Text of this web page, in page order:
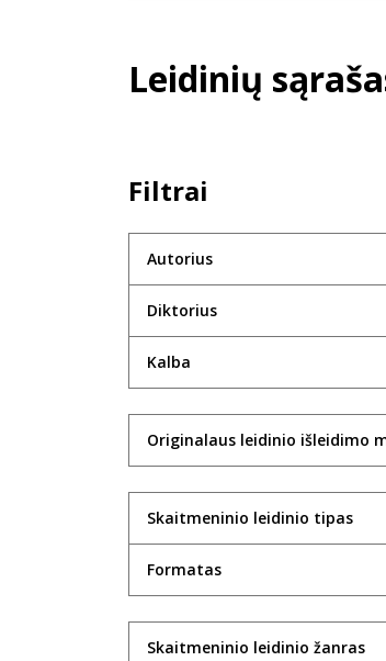
Leidinių
Filtrai
Autorius
Diktorius
Kalba
Originalaus leidinio išleidimo
Skaitmeninio leidinio tipas
Formatas
Skaitmeninio leidinio žanras